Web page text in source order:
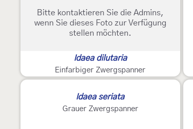
Bitte kontaktieren Sie die Admins,
wenn Sie dieses Foto zur Verfügung
stellen möchten.
Idaea dilutaria
Einfarbiger Zwergspanner
Idaea seriata
Grauer Zwergspanner